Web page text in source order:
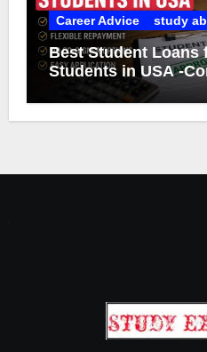
Career Advice study
Best Student Loans
Students in USA -
Eligibility & Smart